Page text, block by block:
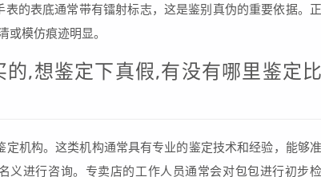
的表底通常带有镭射标志，这是鉴别真伪的重要依据。正
模仿痕迹明显。
,想鉴定下真假,有没有哪里鉴定比
机构。这类机构通常具有专业的鉴定技术和经验，能够准
义进行咨询。专卖店的工作人员通常会对包包进行初步检